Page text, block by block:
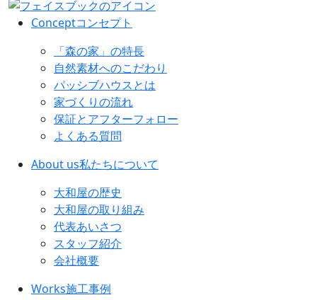
Conceptコンセプト
「森の家」の特長
自然素材へのこだわり
パッシブハウスとは
家づくりの流れ
保証とアフターフォロー
よくある質問
About us私たちについて
大和屋の歴史
大和屋の取り組み
代表あいさつ
スタッフ紹介
会社概要
Works施工事例